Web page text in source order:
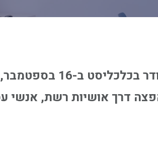
לקראת טקס הסיום
דרך אושיות רשת, אנשי